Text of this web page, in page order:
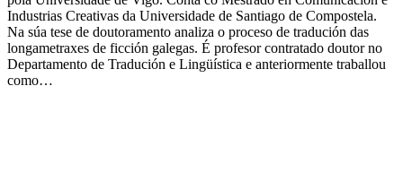
Industrias Creativas da Universidade de Santiago de Compostela.
Na súa tese de doutoramento analiza o proceso de tradución das
longametraxes de ficción galegas. É profesor contratado doutor no
Departamento de Tradución e Lingüística e anteriormente traballou
como…